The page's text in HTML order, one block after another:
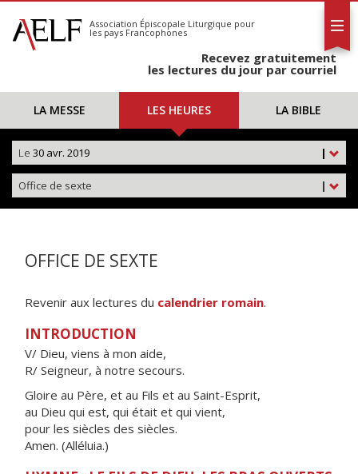
S'abonner
Calendrier
Association Épiscopale Liturgique pour
les pays Francophones
Recevez gratuitement
les lectures du jour par courriel
LA MESSE LES HEURES LA BIBLE
|
Le 30 avr. 2019
|
Office de sexte
OFFICE DE SEXTE
Revenir aux lectures du calendrier romain.
INTRODUCTION
V/ Dieu, viens à mon aide,
R/ Seigneur, à notre secours.
Gloire au Père, et au Fils et au Saint-Esprit,
au Dieu qui est, qui était et qui vient,
pour les siècles des siècles.
Amen. (Alléluia.)